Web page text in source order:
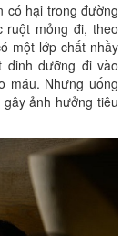
có hại trong đường
ruột mỏng đi, theo
một lớp chất nhầy
dinh dưỡng đi vào
máu. Nhưng uống
ảnh hưởng tiêu